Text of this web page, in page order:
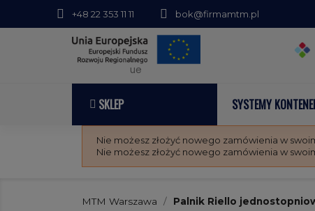
+48 22 353 11 11 bok@firmamtm.pl
ue
SKLEP SYSTEMY
Nie możesz złożyć nowego zamówienia w
Nie możesz złożyć nowego zamówienia w
MTM Warszawa Palnik Riello